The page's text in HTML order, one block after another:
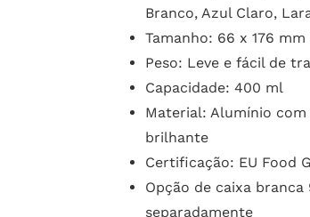
Branco, Azul Claro,
Tamanho: 66 x 176 mm
Peso: Leve e fácil de
Capacidade: 400 ml
Material: Alumínio
brilhante
Certificação: EU Food
Opção de caixa branca
separadamente